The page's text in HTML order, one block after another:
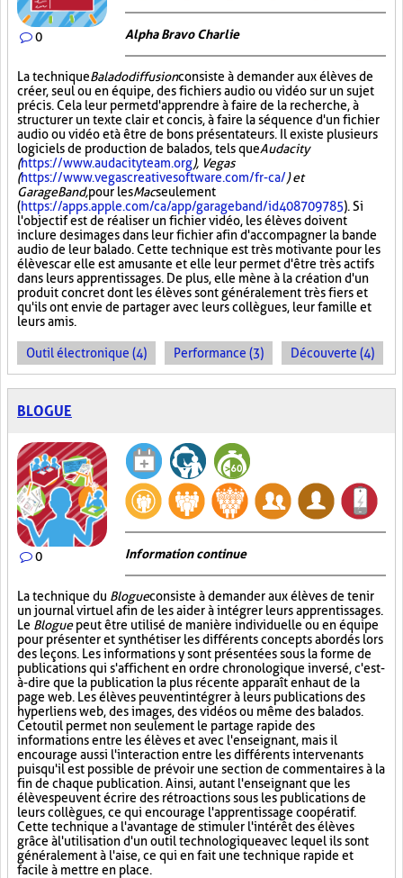
0 Alpha Bravo Charlie
La techniqueBaladodiffusionconsiste à demander aux élèves de
créer, seul ou en équipe, des fichiers audio ou vidéo sur un sujet
précis. Cela leur permet d'apprendre à faire de la recherche, à
structurer un texte clair et concis, à faire la séquence d'un fichier
audio ou vidéo et à être de bons présentateurs. Il existe plusieurs
logiciels de production de balados, tels queAudacity
(https://www.audacityteam.org), Vegas
(https://www.vegascreativesoftware.com/fr-ca/) et
GarageBand,pour lesMacseulement
(https://apps.apple.com/ca/app/garageband/id408709785). Si
l'objectif est de réaliser un fichier vidéo, les élèves doivent
inclure des images dans leur fichier afin d'accompagner la bande
audio de leur balado. Cette technique est très motivante pour les
élèves car elle est amusante et elle leur permet d'être très actifs
dans leurs apprentissages. De plus, elle mène à la création d'un
produit concret dont les élèves sont généralement très fiers et
qu'ils ont envie de partager avec leurs collègues, leur famille et
leurs amis.
Outil électronique (4) Performance (3) Découverte (4)
BLOGUE
0 Information continue
La technique du Blogueconsiste à demander aux élèves de tenir
un journal virtuel afin de les aider à intégrer leurs apprentissages.
Le Bloguepeut être utilisé de manière individuelle ou en équipe
pour présenter et synthétiser les différents concepts abordés lors
des leçons. Les informations y sont présentées sous la forme de
publications qui s'affichent en ordre chronologique inversé, c'est-
à-dire que la publication la plus récente apparaît en haut de la
page web. Les élèves peuvent intégrer à leurs publications des
hyperliens web, des images, des vidéos ou même des balados.
Cet outil permet non seulement le partage rapide des
informations entre les élèves et avec l'enseignant, mais il
encourage aussi l'interaction entre les différents intervenants
puisqu'il est possible de prévoir une section de commentaires à la
fin de chaque publication. Ainsi, autant l'enseignant que les
élèves peuvent écrire des rétroactions sous les publications de
leurs collègues, ce qui encourage l'apprentissage coopératif.
Cette technique a l'avantage de stimuler l'intérêt des élèves
grâce à l'utilisation d'un outil technologique avec lequel ils sont
généralement à l'aise, ce qui en fait une technique rapide et
facile à mettre en place.